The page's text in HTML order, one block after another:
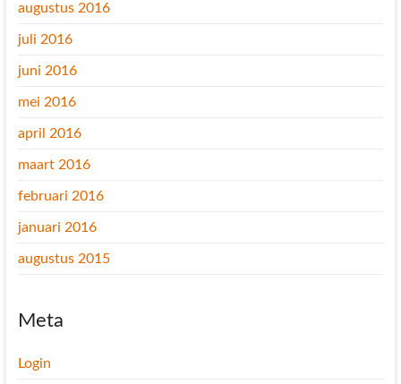
augustus 2016
juli 2016
juni 2016
mei 2016
april 2016
maart 2016
februari 2016
januari 2016
augustus 2015
Meta
Login